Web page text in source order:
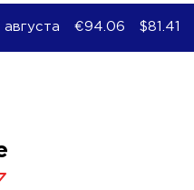
августа €94.06 $81.41